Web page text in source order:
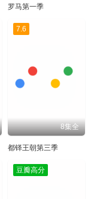
罗马第一季
7.6
8集全
都铎王朝第三季
豆瓣高分